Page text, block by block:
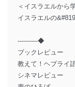
＜イスラエルから
イスラエルの
----------◆
ブックレビュー
教えて！ヘブライ
シネマレビュー